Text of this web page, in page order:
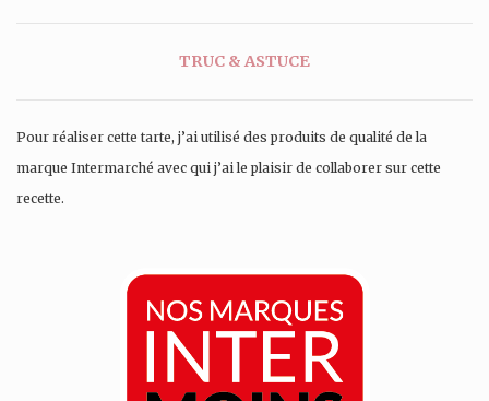
TRUC & ASTUCE
Pour réaliser cette tarte, j’ai utilisé des produits de qualité de la
marque Intermarché avec qui j’ai le plaisir de collaborer sur cette
recette.